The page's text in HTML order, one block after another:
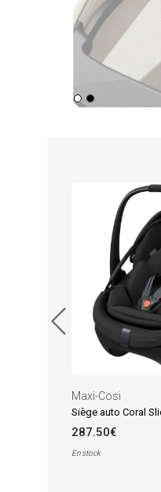
Maxi-Cosi
287.50€
En stock